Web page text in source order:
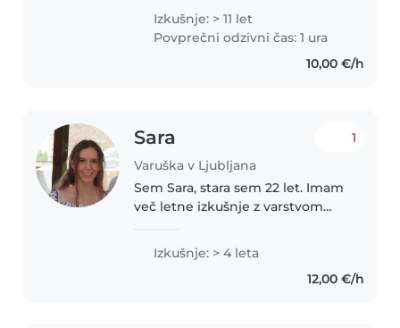
sem Kranjčanka, živim pa sedaj v
Moščancih na Goričkem. Imam
približno 24 let izkušenj iz del z..
Izkušnje: > 11 let
Povprečni odzivni čas: 1 ura
10,00 €/h
Sara
Varuška v Ljubljana
1
Sem Sara, stara sem 22 let. Imam
več letne izkušnje z varstvom
odprla svoj s.p za varstvo otrok.
Izkušnje imam z dojenčki pa vse
Izkušnje: > 4 leta
12,00 €/h